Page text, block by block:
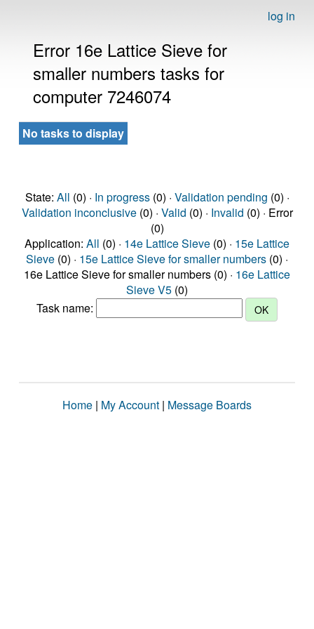
log in
Error 16e Lattice Sieve for
smaller numbers tasks for
computer 7246074
No tasks to display
State: All (0) · In progress(0) · Validation pending (0) ·
Validation inconclusive(0) · Valid (0) · Invalid (0) · Error
(0)
Application: All (0) · 14e Lattice Sieve (0) · 15e Lattice
Sieve (0) · 15e Lattice Sieve for smaller numbers (0) ·
16e Lattice Sieve for smaller numbers (0) · 16e Lattice
Sieve V5 (0)
Task name:
Home | My Account | Message Boards